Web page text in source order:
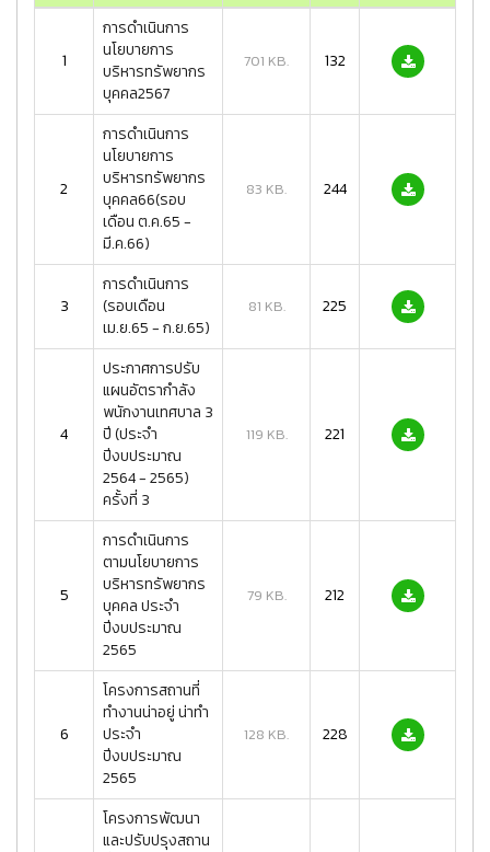
1
การดำเนินการ
นโยบายการ
บริหารทรัพยากร
บุคคล2567
701 KB. 132
2
การดำเนินการ
นโยบายการ
บริหารทรัพยากร
บุคคล66(รอบ
เดือน ต.ค.65 -
มี.ค.66)
83 KB. 244
3
การดำเนินการ
(รอบเดือน
เม.ย.65 - ก.ย.65)
81 KB. 225
4
ประกาศการปรับ
แผนอัตรากำลัง
พนักงานเทศบาล 3
ปี (ประจำ
ปีงบประมาณ
2564 - 2565)
ครั้งที่ 3
119 KB. 221
5
การดำเนินการ
ตามนโยบายการ
บริหารทรัพยากร
บุคคล ประจำ
ปีงบประมาณ
2565
79 KB. 212
6
โครงการสถานที่
ทำงานน่าอยู่ น่าทำ
ประจำ
ปีงบประมาณ
2565
128 KB. 228
โครงการพัฒนา
และปรับปรุงสถาน